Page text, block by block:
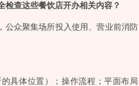
检查这些餐饮店开办相关内容 ？
公众聚集场所投入使用、营业前消防
具体位置）；操作流程；平面布局